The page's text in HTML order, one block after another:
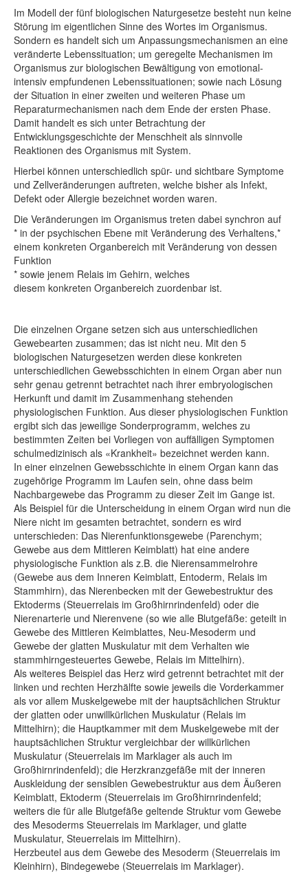
Im Modell der fünf biologischen Naturgesetze besteht nun keine
Störung im eigentlichen Sinne des Wortes im Organismus.
Sondern es handelt sich um Anpassungsmechanismen an eine
veränderte Lebenssituation; um geregelte Mechanismen im
Organismus zur biologischen Bewältigung von emotional-
intensiv empfundenen Lebenssituationen; sowie nach Lösung
der Situation in einer zweiten und weiteren Phase um
Reparaturmechanismen nach dem Ende der ersten Phase.
Damit handelt es sich unter Betrachtung der
Entwicklungsgeschichte der Menschheit als sinnvolle
Reaktionen des Organismus mit System.
Hierbei können unterschiedlich spür- und sichtbare Symptome
und Zellveränderungen auftreten, welche bisher als Infekt,
Defekt oder Allergie bezeichnet worden waren.
Die Veränderungen im Organismus treten dabei synchron auf
* in der psychischen Ebene mit Veränderung des Verhaltens,*
einem konkreten Organbereich mit Veränderung von dessen
Funktion
* sowie jenem Relais im Gehirn, welches
diesem konkreten Organbereich zuordenbar ist.
Die einzelnen Organe setzen sich aus unterschiedlichen
Gewebearten zusammen; das ist nicht neu. Mit den 5
biologischen Naturgesetzen werden diese konkreten
unterschiedlichen Gewebsschichten in einem Organ aber nun
sehr genau getrennt betrachtet nach ihrer embryologischen
Herkunft und damit im Zusammenhang stehenden
physiologischen Funktion. Aus dieser physiologischen Funktion
ergibt sich das jeweilige Sonderprogramm, welches zu
bestimmten Zeiten bei Vorliegen von auffälligen Symptomen
schulmedizinisch als «Krankheit» bezeichnet werden kann.
In einer einzelnen Gewebsschichte in einem Organ kann das
zugehörige Programm im Laufen sein, ohne dass beim
Nachbargewebe das Programm zu dieser Zeit im Gange ist.
Als Beispiel für die Unterscheidung in einem Organ wird nun die
Niere nicht im gesamten betrachtet, sondern es wird
unterschieden: Das Nierenfunktionsgewebe (Parenchym;
Gewebe aus dem Mittleren Keimblatt) hat eine andere
physiologische Funktion als z.B. die Nierensammelrohre
(Gewebe aus dem Inneren Keimblatt, Entoderm, Relais im
Stammhirn), das Nierenbecken mit der Gewebestruktur des
Ektoderms (Steuerrelais im Großhirnrindenfeld) oder die
Nierenarterie und Nierenvene (so wie alle Blutgefäße: geteilt in
Gewebe des Mittleren Keimblattes, Neu-Mesoderm und
Gewebe der glatten Muskulatur mit dem Verhalten wie
stammhirngesteuertes Gewebe, Relais im Mittelhirn).
Als weiteres Beispiel das Herz wird getrennt betrachtet mit der
linken und rechten Herzhälfte sowie jeweils die Vorderkammer
als vor allem Muskelgewebe mit der hauptsächlichen Struktur
der glatten oder unwillkürlichen Muskulatur (Relais im
Mittelhirn); die Hauptkammer mit dem Muskelgewebe mit der
hauptsächlichen Struktur vergleichbar der willkürlichen
Muskulatur (Steuerrelais im Marklager als auch im
Großhirnrindenfeld); die Herzkranzgefäße mit der inneren
Auskleidung der sensiblen Gewebestruktur aus dem Äußeren
Keimblatt, Ektoderm (Steuerrelais im Großhirnrindenfeld;
weiters die für alle Blutgefäße geltende Struktur vom Gewebe
des Mesoderms Steuerrelais im Marklager, und glatte
Muskulatur, Steuerrelais im Mittelhirn).
Herzbeutel aus dem Gewebe des Mesoderm (Steuerrelais im
Kleinhirn), Bindegewebe (Steuerrelais im Marklager).